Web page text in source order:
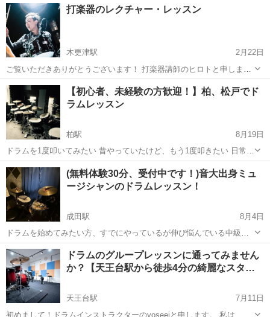
ら難しくてなかなか始めるのに敷居が高く思いますよね。 また、これ
から始めようとする方や始めたば...
千葉 千葉市 千葉駅 ドラム
打楽器のレクチャー・レッスン
木更津駅
2月22日
ご覧いただきありがとうございます！ 打楽器講師のヒロトと申しま
す。 個人・複数はもちろん、 学校様のご依頼も承ります。 打楽器に
ついてレッスン・アドバイスいたします。 太鼓類・鍵盤打楽器類・小
物楽器・民族楽器など、 基本...
千葉 木更津駅 ドラム 打楽器
【初心者、未経験の方歓迎！】柏、松戸でド
ラムレッスン
柏駅
8月19日
ドラムを1度叩いてみたい 昔やっていたけど、もう1度叩きたい 日常の
生活にちょっとした変化をつけたい・・・など もし少しでも興味をお
持ちなら、お気軽にご連絡下さい 学校、お仕事帰りの空いている時間
に、...
千葉 柏市 柏駅 ドラム レッスン
(無料体験30分、受付中です！)音大出身ミュ
ージシャンのドラムレッスン！
成田駅
8月4日
ドラムを始めてみたい方、すでにやっているが伸び悩んでいる中級者
の方など、様々なニーズにお応えいたします。 基本的な叩き方から、
フォームなどの相談まで、楽しく、優しくを心がけています！ 下は小
学生から上は７０代の方まで幅広...
千葉 成田市
ドラムのグループレッスンに通ってみません
か？【天王台駅から徒歩4分の綺麗なスタ…
天王台駅
7月11日
初めまして！ドラムインストラクターのyoseeiと申します。 私は、千